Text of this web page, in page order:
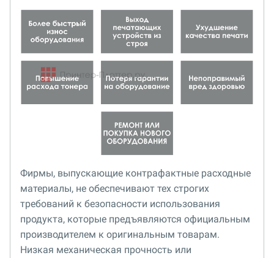
Фирмы, выпускающие контрафактные расходные
материалы, не обеспечивают тех строгих
требований к безопасности использования
продукта, которые предъявляются официальным
производителем к оригинальным товарам.
Низкая механическая прочность или